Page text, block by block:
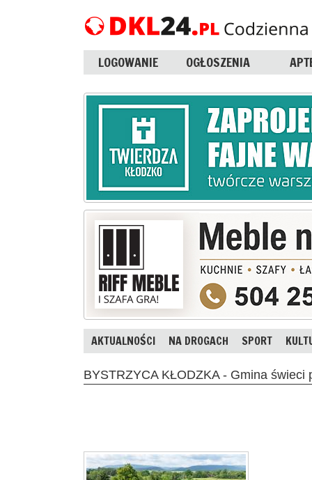
LOGOWANIE OGŁOSZENIA
AKTUALNOŚCI NA DROGACH SPORT
BYSTRZYCA KŁODZKA - Gmina świeci